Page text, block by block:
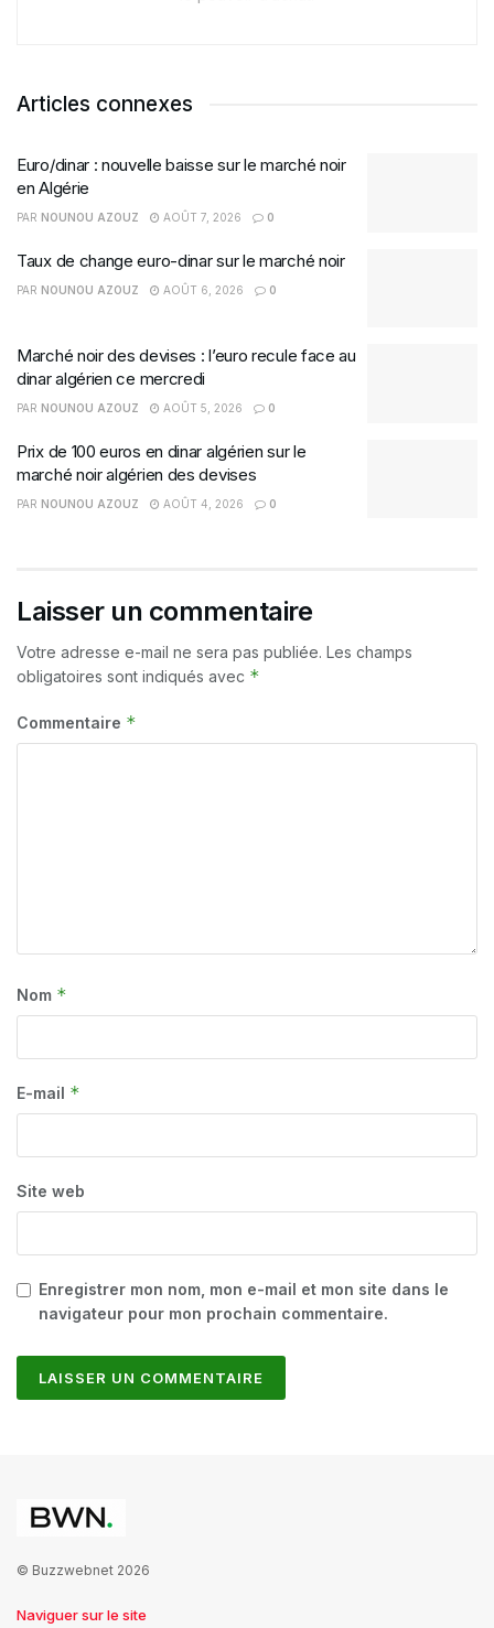
Articles connexes
Euro/dinar : nouvelle baisse sur le marché noir
en Algérie
PAR NOUNOU AZOUZ AOÛT 7, 2026 0
Taux de change euro-dinar sur le marché noir
PAR NOUNOU AZOUZ AOÛT 6, 2026 0
Marché noir des devises : l’euro recule face au
dinar algérien ce mercredi
PAR NOUNOU AZOUZ AOÛT 5, 2026 0
Prix de 100 euros en dinar algérien sur le
marché noir algérien des devises
PAR NOUNOU AZOUZ AOÛT 4, 2026 0
Laisser un commentaire
Votre adresse e-mail ne sera pas publiée. Les champs
obligatoires sont indiqués avec *
Commentaire *
Nom *
E-mail *
Site web
Enregistrer mon nom, mon e-mail et mon site dans le
navigateur pour mon prochain commentaire.
© Buzzwebnet 2026
Naviguer sur le site